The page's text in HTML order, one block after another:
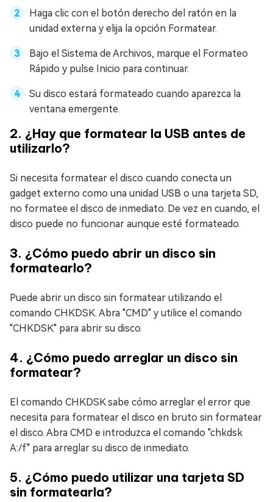
Haga clic con el botón derecho del ratón en la
unidad externa y elija la opción Formatear.
Bajo el Sistema de Archivos, marque el Formateo
Rápido y pulse Inicio para continuar.
Su disco estará formateado cuando aparezca la
ventana emergente.
2. ¿Hay que formatear la USB antes de
utilizarlo?
Si necesita formatear el disco cuando conecta un
gadget externo como una unidad USB o una tarjeta SD,
no formatee el disco de inmediato. De vez en cuando, el
disco puede no funcionar aunque esté formateado.
3. ¿Cómo puedo abrir un disco sin
formatearlo?
Puede abrir un disco sin formatear utilizando el
comando CHKDSK. Abra "CMD" y utilice el comando
"CHKDSK" para abrir su disco.
4. ¿Cómo puedo arreglar un disco sin
formatear?
El comando CHKDSK sabe cómo arreglar el error que
necesita para formatear el disco en bruto sin formatear
el disco. Abra CMD e introduzca el comando "chkdsk
A:/f" para arreglar su disco de inmediato.
5. ¿Cómo puedo utilizar una tarjeta SD
sin formatearla?